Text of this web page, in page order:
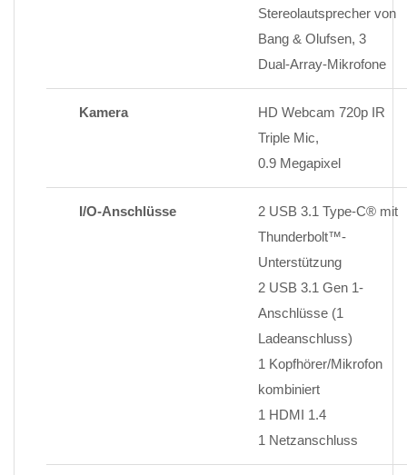
Stereolautsprecher von
Bang & Olufsen, 3
Dual-Array-Mikrofone
Kamera
HD Webcam 720p IR
Triple Mic,
0.9 Megapixel
I/O-Anschlüsse
2 USB 3.1 Type-C® mit
Thunderbolt™-
Unterstützung
2 USB 3.1 Gen 1-
Anschlüsse (1
Ladeanschluss)
1 Kopfhörer/Mikrofon
kombiniert
1 HDMI 1.4
1 Netzanschluss